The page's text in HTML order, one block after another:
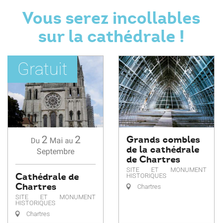
Vous serez incollables
sur la cathédrale !
Gratuit
Du 2 Mai au 2
Septembre
Cathédrale de
Chartres
SITE ET MONUMENT
HISTORIQUES
Chartres
Grands combles
de la cathédrale
de Chartres
SITE ET MONUMENT
HISTORIQUES
Chartres